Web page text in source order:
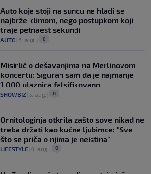
Auto koje stoji na suncu ne hladi se
najbrže klimom, nego postupkom koji
traje petnaest sekundi
AUTO 6. aug. 0
Misirlić o dešavanjima na Merlinovom
koncertu: Siguran sam da je najmanje
1.000 ulaznica falsifikovano
SHOWBIZ 5. aug. 0
Ornitologinja otkrila zašto sove nikad ne
treba držati kao kućne ljubimce: "Sve
što se priča o njima je neistina"
LIFESTYLE 4. aug. 0